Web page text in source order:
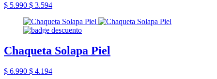
$ 5.990 $ 3.594
Chaqueta Solapa Piel
$ 6.990 $ 4.194